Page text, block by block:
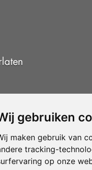
gebruiken
maken gebruik van
tracking-
op onze
Update cookies
site betekent dat u dealgemene